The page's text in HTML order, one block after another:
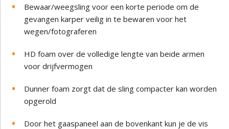
Bewaar/weegsling voor een korte periode om de
gevangen karper veilig in te bewaren voor het
wegen/fotograferen
HD foam over de volledige lengte van beide armen
voor drijfvermogen
Dunner foam zorgt dat de sling compacter kan worden
opgerold
Door het gaaspaneel aan de bovenkant kun je de vis